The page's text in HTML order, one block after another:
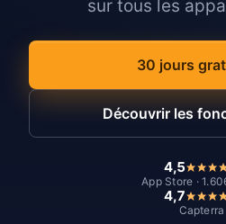
sur tous les
30 jours
Découvrir les
4,5
App Store ·
4,7
Capterra